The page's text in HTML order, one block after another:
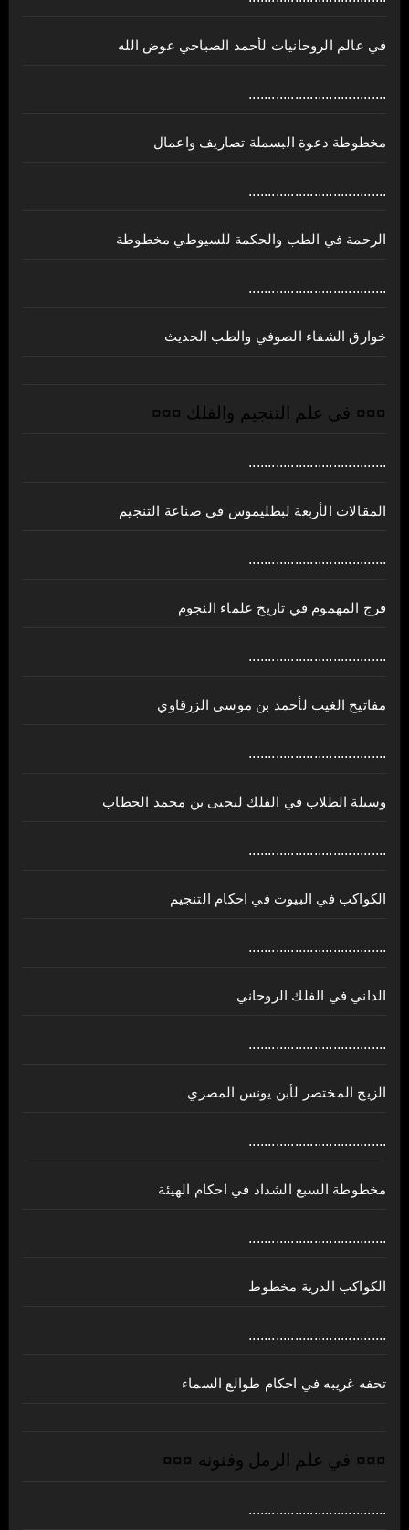
في عالم الروحانيات لأحمد الصباحي عوض الله
....................................
مخطوطة دعوة البسملة تصاريف واعمال
....................................
الرحمة في الطب والحكمة للسيوطي مخطوطة
....................................
خوارق الشفاء الصوفي والطب الحديث
¤¤¤ في علم التنجيم والفلك ¤¤¤
....................................
المقالات الأربعة لبطليموس في صناعة التنجيم
....................................
فرج المهموم في تاريخ علماء النجوم
....................................
مفاتيح الغيب لأحمد بن موسى الزرقاوي
....................................
وسيلة الطلاب في الفلك ليحيى بن محمد الحطاب
....................................
الكواكب في البيوت في احكام التنجيم
....................................
الداني في الفلك الروحاني
....................................
الزيج المختصر لأبن يونس المصري
....................................
مخطوطة السبع الشداد في احكام الهيئة
....................................
الكواكب الدرية مخطوط
....................................
تحفه غريبه في احكام طوالع السماء
¤¤¤ في علم الرمل وفنونه ¤¤¤
....................................